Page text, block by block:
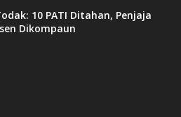
10 PATI Ditahan, Penjaja
Dikompaun